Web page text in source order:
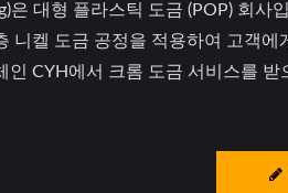
은 대형 플라스틱 도금 (POP) 회사
니켈 도금 공정을 적용하여 고객에
인 CYH에서 크롬 도금 서비스를 받